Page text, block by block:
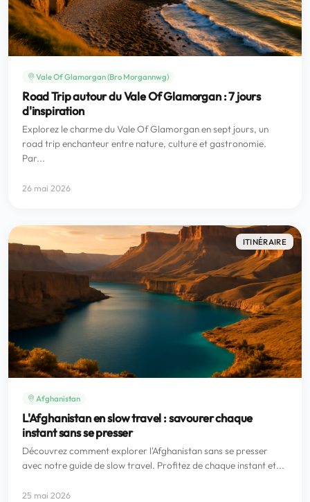
Vale Of Glamorgan (Bro Morgannwg)
Road Trip autour du Vale Of Glamorgan : 7 jours
d'inspiration
Explorez le charme du Vale Of Glamorgan en sept jours, un
road trip enchanteur entre nature, culture et gastronomie.
Par...
26 mai 2026
ITINÉRAIRE
Afghanistan
L'Afghanistan en slow travel : savourer chaque
instant sans se presser
Découvrez comment explorer l'Afghanistan sans se presser
avec notre guide de slow travel. Profitez de chaque instant et...
25 mai 2026